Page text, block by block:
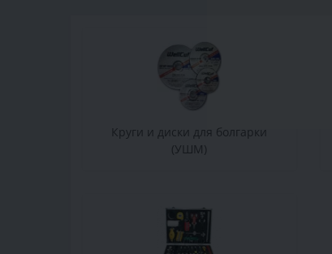
Круги и диски для болгарки
(УШМ)